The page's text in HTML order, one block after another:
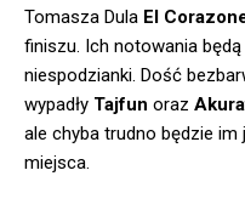
Tomasza Dula El
finiszu. Ich notowania
niespodzianki. Dość
wypadły Tajfun oraz
ale chyba trudno będzie
miejsca.